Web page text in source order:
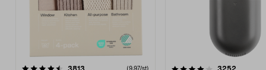
(9,97/st)
4.0av 5 stjärnor 4.5av 5 stjärnor